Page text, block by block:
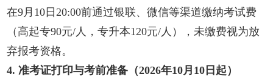
在9月10日20:00前通过银联、微信等渠道缴纳考试费
（高起专90元/人，专升本120元/人），未缴费视为放
弃报考资格。
4. 准考证打印与考前准备（2026年10月10日起）